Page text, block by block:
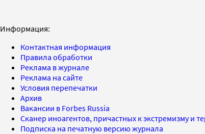
Информация:
Контактная информация
Правила обработки
Реклама в журнале
Реклама на сайте
Условия перепечатки
Архив
Вакансии в Forbes Russia
Сканер иноагентов, причастных к экстремизму и
Подписка на печатную версию журнала